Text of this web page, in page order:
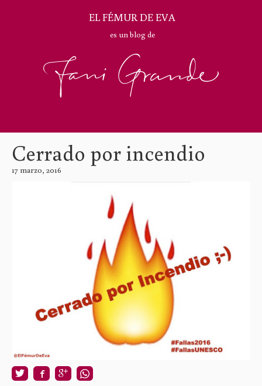
EL FÉMUR DE EVA
es un blog de
Cerrado por incendio
17 marzo, 2016